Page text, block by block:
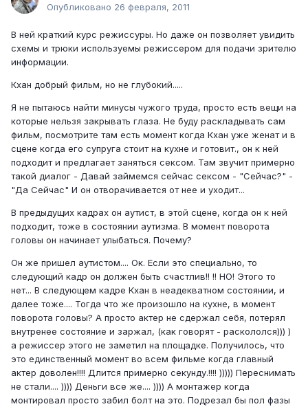
Опубликовано 26 февраля, 2011
В ней краткий курс режиссуры. Но даже он позволяет увидить
схемы и трюки используемы режиссером для подачи зрителю
информации.
Кхан добрый фильм, но не глубокий.....
Я не пытаюсь найти минусы чужого труда, просто есть вещи на
которые нельзя закрывать глаза. Не буду раскладывать сам
фильм, посмотрите там есть момент когда Кхан уже женат и в
сцене когда его супруга стоит на кухне и готовит., он к ней
подходит и предлагает заняться сексом. Там звучит примерно
такой диалог - Давай займемся сейчас сексом - "Сейчас?" -
"Да Сейчас" И он отворачивается от нее и уходит...
В предыдущих кадрах он аутист, в этой сцене, когда он к ней
подходит, тоже в состоянии аутизма. В момент поворота
головы он начинает улыбаться. Почему?
Он же пришел аутистом.... Ок. Если это специально, то
следующий кадр он должен быть счастлив!! !! НО! Этого то
нет... В следующем кадре Кхан в неадекватном состоянии, и
далее тоже.... Тогда что же произошло на кухне, в момент
поворота головы? А просто актер не сдержал себя, потерял
внутренее состояние и заржал, (как говорят - раскололся))) )
а режиссер этого не заметил на площадке. Получилось, что
это единственный момент во всем фильме когда главный
актер доволен!!!! Длится примерно секунду.!!!! ))))) Переснимать
не стали.... )))) Деньги все же.... )))) А монтажер когда
монтировал просто забил болт на это. Подрезал бы пол фазы